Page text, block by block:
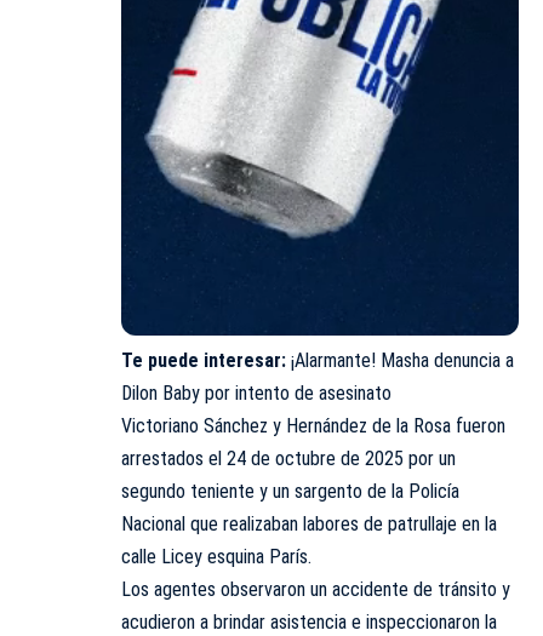
Te puede interesar: ¡Alarmante! Masha denuncia a
Dilon Baby por intento de asesinato
Victoriano Sánchez y Hernández de la Rosa fueron
arrestados el 24 de octubre de 2025 por un
segundo teniente y un sargento de la Policía
Nacional que realizaban labores de patrullaje en la
calle Licey esquina París.
Los agentes observaron un accidente de tránsito y
acudieron a brindar asistencia e inspeccionaron la